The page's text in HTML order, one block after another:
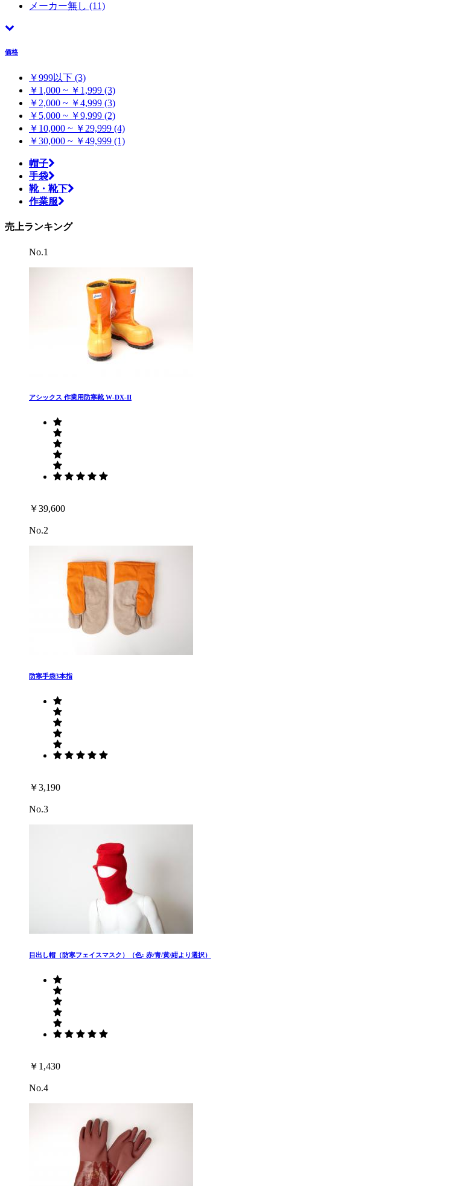
メーカー無し (11)
価格
￥999以下 (3)
￥1,000 ~ ￥1,999 (3)
￥2,000 ~ ￥4,999 (3)
￥5,000 ~ ￥9,999 (2)
￥10,000 ~ ￥29,999 (4)
￥30,000 ~ ￥49,999 (1)
帽子
手袋
靴・靴下
作業服
売上ランキング
No.1
アシックス 作業用防寒靴 W-DX-II
￥39,600
No.2
防寒手袋3本指
￥3,190
No.3
目出し帽（防寒フェイスマスク）（色: 赤/青/黄/紺より選択）
￥1,430
No.4